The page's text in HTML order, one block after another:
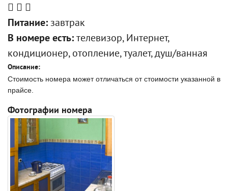
Питание: завтрак
В номере есть: телевизор, Интернет,
кондиционер, отопление, туалет, душ/ванная
Описание:
Стоимость номера может отличаться от стоимости указанной в
прайсе.
Фотографии номера